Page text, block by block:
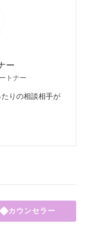
ー
トナー
りの相談相手が
カウンセラー